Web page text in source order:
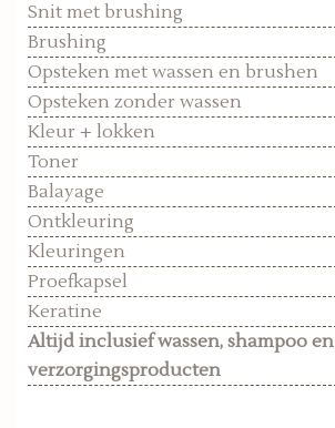
Snit met brushing
Brushing
Opsteken met wassen en brushen
Opsteken zonder wassen
Kleur + lokken
Toner
Balayage
Ontkleuring
Kleuringen
Proefkapsel
Keratine
Altijd inclusief wassen, shampoo en
verzorgingsproducten